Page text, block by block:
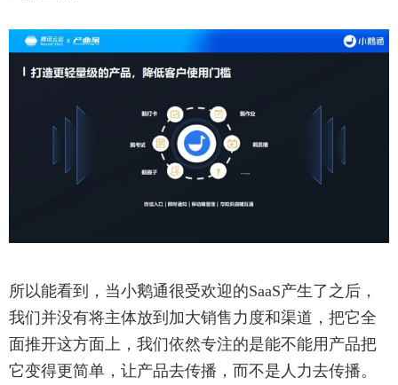
所以能看到，当小鹅通很受欢迎的SaaS产生了之后，
我们并没有将主体放到加大销售力度和渠道，把它全
面推开这方面上，我们依然专注的是能不能用产品把
它变得更简单，让产品去传播，而不是人力去传播。